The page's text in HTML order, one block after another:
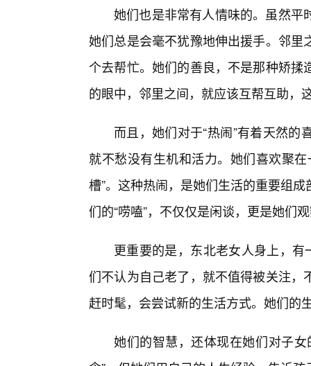
她们也是非常有人情味的。虽然平
她们总是会毫不犹豫地伸出援手。邻
个去帮忙。她们的善良，不是那种矫
的眼中，邻里之间，就应该互帮互助，
而且，她们对于“热闹”有着天然
就不愁没有生机和活力。她们喜欢聚
槽”。这种热闹，是她们生活的重要组
们的“唠嗑”，不仅仅是闲谈，更是她们
更重要的是，东北老女人身上，有
们不认为自己老了，就不值得被关注
赶时髦，会尝试新的生活方式。她们的
她们的智慧，还体现在她们对子